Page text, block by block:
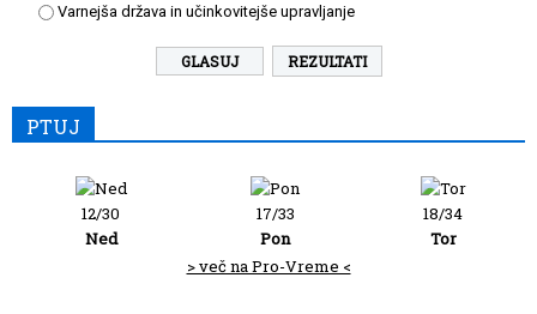
Varnejša država in učinkovitejše upravljanje
REZULTATI
PTUJ
12/30
Ned
17/33
Pon
18/34
Tor
> več na Pro-Vreme <